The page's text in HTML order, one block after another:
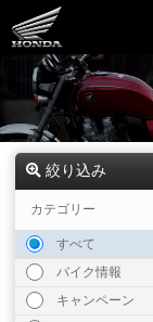
絞り込み
カテゴリー
すべて
バイク情報
キャンペーン